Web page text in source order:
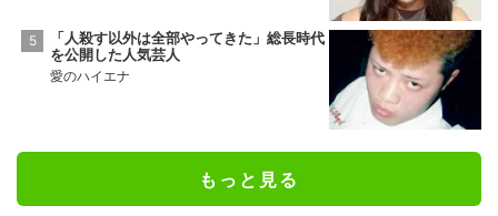
「人殺す以外は全部やってきた」総長時代
を公開した人気芸人
愛のハイエナ
もっと見る